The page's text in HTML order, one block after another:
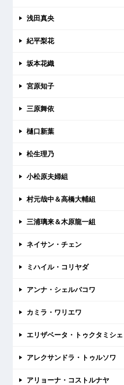
浅田真央
紀平梨花
坂本花織
宮原知子
三原舞依
樋口新葉
松生理乃
小松原夫婦組
村元哉中＆高橋大輔組
三浦璃来＆木原龍一組
ネイサン・チェン
ミハイル・コリヤダ
アンナ・シェルバコワ
カミラ・ワリエワ
エリザベータ・トゥクタミシェ
アレクサンドラ・トゥルソワ
アリョーナ・コストルナヤ